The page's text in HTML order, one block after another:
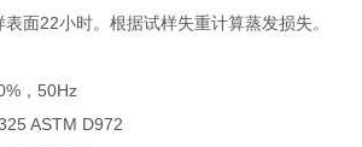
面22小时。根据试样失重计算蒸发损失。
，50Hz
ASTM D972